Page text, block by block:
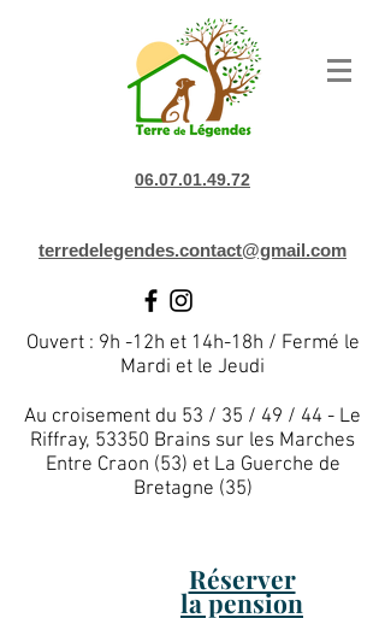
06.07.01.49.72
terredelegendes.contact@gmail.com
Ouvert : 9h -12h et 14h-18h / Fermé le
Mardi et le Jeudi
Au croisement du 53 / 35 / 49 / 44 - Le
Riffray, 53350 Brains sur les Marches
Entre Craon (53) et La Guerche de
Bretagne (35)
Réserver
la pension